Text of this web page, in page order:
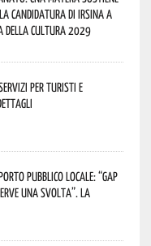
candidatura di Irsina a
della Cultura 2029
per turisti e
pubblico locale: “Gap
una svolta”. La